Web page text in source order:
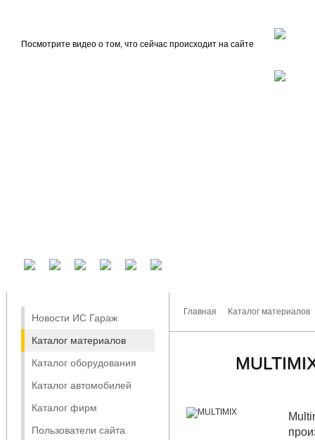
Посмотрите видео о том, что сейчас происходит на сайте
Новости ИС Гараж
Каталог материалов
Каталог оборудования
Каталог автомобилей
Каталог фирм
Пользователи сайта
Главная Каталог материалов